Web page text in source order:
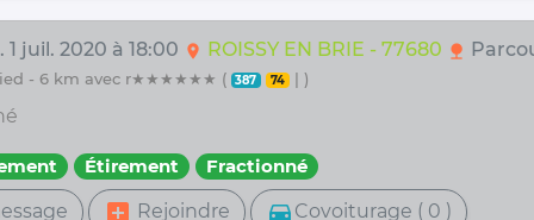
1 juil. 2020 à 18:00 location_on ROISSY EN BRIE - 77680 nature
- 6 km avec r★★★★★★ ( 387 74 | )
Étirement Fractionné
add_box Rejoindre directions_car Covoiturage ( 0 )